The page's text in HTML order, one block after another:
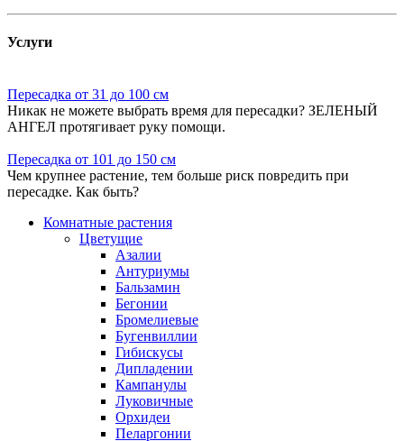
Услуги
Пересадка от 31 до 100 см
Никак не можете выбрать время для пересадки? ЗЕЛЕНЫЙ
АНГЕЛ протягивает руку помощи.
Пересадка от 101 до 150 см
Чем крупнее растение, тем больше риск повредить при
пересадке. Как быть?
Комнатные растения
Цветущие
Азалии
Антуриумы
Бальзамин
Бегонии
Бромелиевые
Бугенвиллии
Гибискусы
Дипладении
Кампанулы
Луковичные
Орхидеи
Пеларгонии